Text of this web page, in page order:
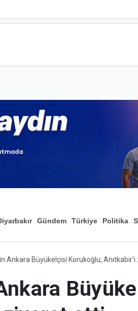
Gündem Türkiye Politika
Ankara Büyükelçisi Korukoğlu,